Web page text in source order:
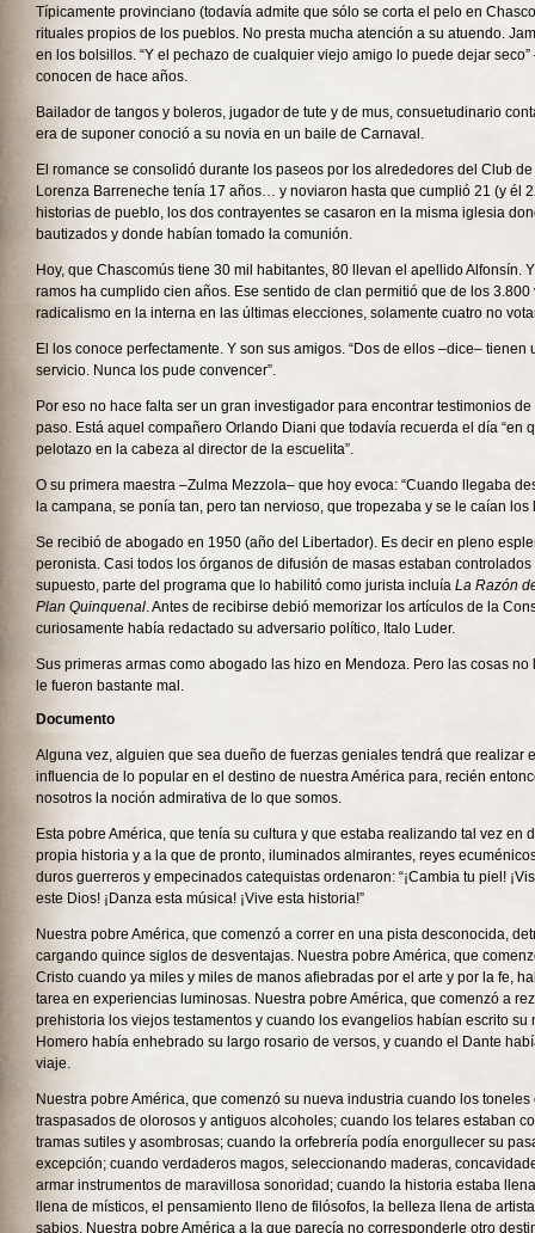
Típicamente provinciano (todavía admite que sólo se corta el pelo en
rituales propios de los pueblos. No presta mucha atención a su atuendo.
en los bolsillos. “Y el pechazo de cualquier viejo amigo lo puede dejar
conocen de hace años.
Bailador de tangos y boleros, jugador de tute y de mus, consuetudinario
era de suponer conoció a su novia en un baile de Carnaval.
El romance se consolidó durante los paseos por los alrededores del Club
Lorenza Barreneche tenía 17 años… y noviaron hasta que cumplió 21 (y él
historias de pueblo, los dos contrayentes se casaron en la misma iglesia
bautizados y donde habían tomado la comunión.
Hoy, que Chascomús tiene 30 mil habitantes, 80 llevan el apellido Alfonsín.
ramos ha cumplido cien años. Ese sentido de clan permitió que de los 3.800
radicalismo en la interna en las últimas elecciones, solamente cuatro no
El los conoce perfectamente. Y son sus amigos. “Dos de ellos –dice– tienen
servicio. Nunca los pude convencer”.
Por eso no hace falta ser un gran investigador para encontrar testimonios
paso. Está aquel compañero Orlando Diani que todavía recuerda el día “en
pelotazo en la cabeza al director de la escuelita”.
O su primera maestra –Zulma Mezzola– que hoy evoca: “Cuando llegaba
la campana, se ponía tan, pero tan nervioso, que tropezaba y se le caían los
Se recibió de abogado en 1950 (año del Libertador). Es decir en pleno
peronista. Casi todos los órganos de difusión de masas estaban
supuesto, parte del programa que lo habilitó como jurista incluía La Razón
Plan Quinquenal. Antes de recibirse debió memorizar los artículos de la
curiosamente había redactado su adversario político, Italo Luder.
Sus primeras armas como abogado las hizo en Mendoza. Pero las cosas no
le fueron bastante mal.
Documento
Alguna vez, alguien que sea dueño de fuerzas geniales tendrá que realizar
influencia de lo popular en el destino de nuestra América para, recién
nosotros la noción admirativa de lo que somos.
Esta pobre América, que tenía su cultura y que estaba realizando tal vez en
propia historia y a la que de pronto, iluminados almirantes, reyes
duros guerreros y empecinados catequistas ordenaron: “¡Cambia tu piel!
este Dios! ¡Danza esta música! ¡Vive esta historia!”
Nuestra pobre América, que comenzó a correr en una pista desconocida,
cargando quince siglos de desventajas. Nuestra pobre América, que
Cristo cuando ya miles y miles de manos afiebradas por el arte y por la fe,
tarea en experiencias luminosas. Nuestra pobre América, que comenzó a
prehistoria los viejos testamentos y cuando los evangelios habían escrito su
Homero había enhebrado su largo rosario de versos, y cuando el Dante
viaje.
Nuestra pobre América, que comenzó su nueva industria cuando los
traspasados de olorosos y antiguos alcoholes; cuando los telares estaban
tramas sutiles y asombrosas; cuando la orfebrería podía enorgullecer su
excepción; cuando verdaderos magos, seleccionando maderas,
armar instrumentos de maravillosa sonoridad; cuando la historia estaba
llena de místicos, el pensamiento lleno de filósofos, la belleza llena de
sabios. Nuestra pobre América a la que parecía no corresponderle otro